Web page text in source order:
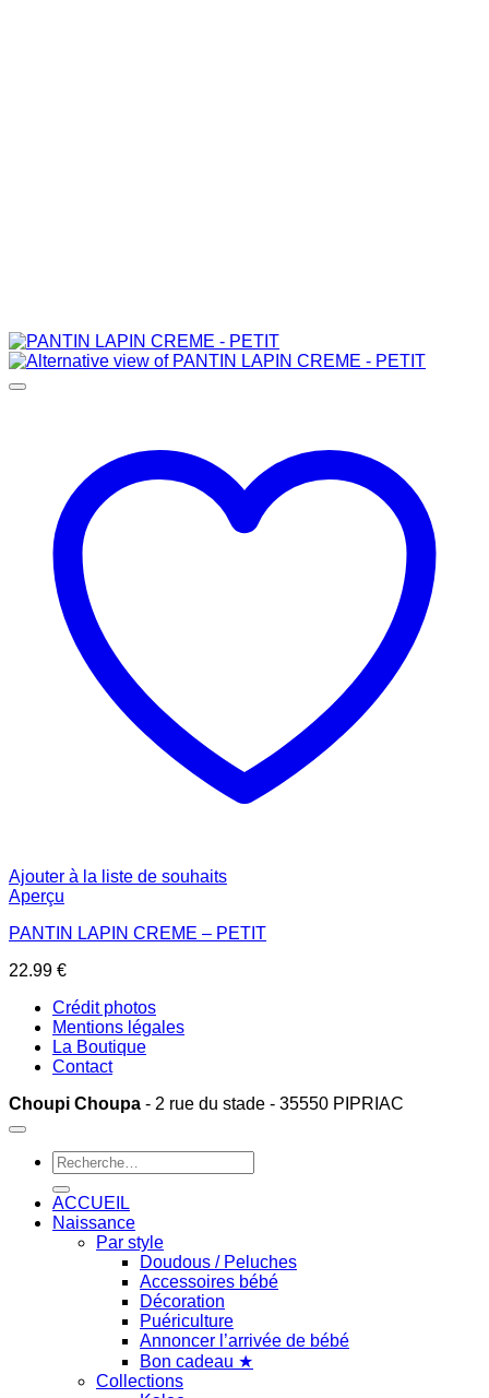
Ajouter à la liste de souhaits
Aperçu
PANTIN LAPIN CREME – PETIT
22.99 €
Crédit photos
Mentions légales
La Boutique
Contact
Choupi Choupa - 2 rue du stade - 35550 PIPRIAC
Recherche
pour :
ACCUEIL
Naissance
Par style
Doudous / Peluches
Accessoires bébé
Décoration
Puériculture
Annoncer l’arrivée de bébé
Bon cadeau ★
Collections